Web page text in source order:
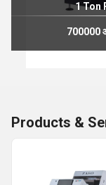
1 Ton
700000
Products &